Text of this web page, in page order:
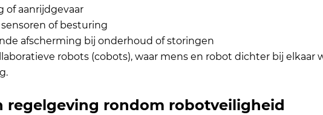
of aanrijdgevaar
of besturing
afscherming bij onderhoud of storingen
robots (cobots), waar mens en robot dichter bij elkaar
regelgeving rondom robotveiligheid